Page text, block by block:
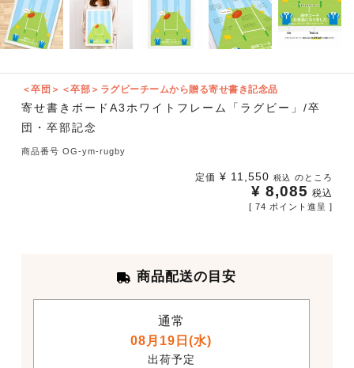
＜卒団＞＜卒部＞ラグビーチームから贈る寄せ書き記念品
寄せ書きボードA3ホワイトフレーム「ラグビー」/卒
団・卒部記念
商品番号 OG-ym-rugby
定価 ¥ 11,550 税込 のところ
¥ 8,085 税込
[ 74 ポイント進呈 ]
商品配送の目安
通常
08月19日(水)
出荷予定